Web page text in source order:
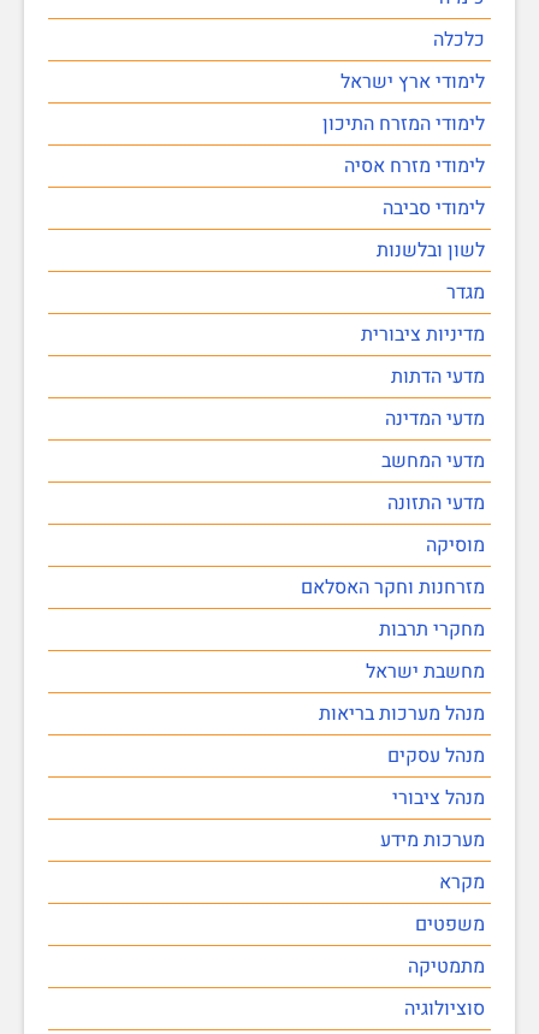
כלכלה
לימודי ארץ ישראל
לימודי המזרח התיכון
לימודי מזרח אסיה
לימודי סביבה
לשון ובלשנות
מגדר
מדיניות ציבורית
מדעי הדתות
מדעי המדינה
מדעי המחשב
מדעי התזונה
מוסיקה
מזרחנות וחקר האסלאם
מחקרי תרבות
מחשבת ישראל
מנהל מערכות בריאות
מנהל עסקים
מנהל ציבורי
מערכות מידע
מקרא
משפטים
מתמטיקה
סוציולוגיה